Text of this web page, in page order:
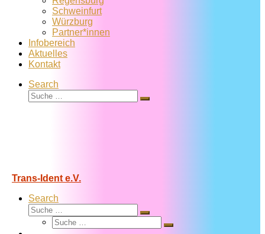
Schweinfurt
Würzburg
Partner*innen
Infobereich
Aktuelles
Kontakt
Search
Suche
Suche
Trans-Ident e.V.
Search
Suche
Suche
Suche
Suche